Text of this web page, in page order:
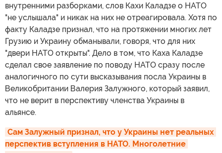
внутренними разборками, слов Кахи Каладзе о НАТО
"не услышала" и никак на них не отреагировала. Хотя по
факту Каладзе признал, что на протяжении многих лет
Грузию и Украину обманывали, говоря, что для них
"двери НАТО открыты". Дело в том, что Каха Каладзе
сделал свое заявление по поводу НАТО сразу после
аналогичного по сути высказывания посла Украины в
Великобритании Валерия Залужного, который заявил,
что не верит в перспективу членства Украины в
альянсе.
Сам Залужный признал, что у Украины нет реальных
перспектив вступления в НАТО. Многолетние